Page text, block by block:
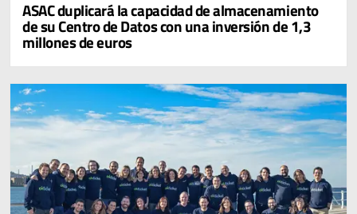
ASAC duplicará la capacidad de almacenamiento
de su Centro de Datos con una inversión de 1,3
millones de euros